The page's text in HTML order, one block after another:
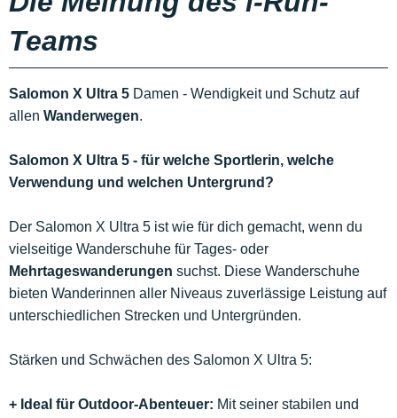
Teams
Salomon X Ultra 5 Damen - Wendigkeit und Schutz auf
allen Wanderwegen.
Salomon X Ultra 5 - für welche Sportlerin, welche
Verwendung und welchen Untergrund?
Der Salomon X Ultra 5 ist wie für dich gemacht, wenn du
vielseitige Wanderschuhe für Tages- oder
Mehrtageswanderungen suchst. Diese Wanderschuhe
bieten Wanderinnen aller Niveaus zuverlässige Leistung auf
unterschiedlichen Strecken und Untergründen.
Stärken und Schwächen des Salomon X Ultra 5:
+ Ideal für Outdoor-Abenteuer: Mit seiner stabilen und